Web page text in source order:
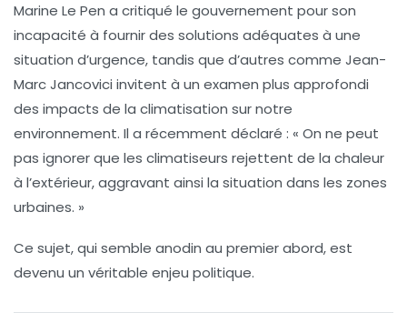
Marine Le Pen a critiqué le gouvernement pour son
incapacité à fournir des solutions adéquates à une
situation d’urgence, tandis que d’autres comme Jean-
Marc Jancovici invitent à un examen plus approfondi
des impacts de la climatisation sur notre
environnement. Il a récemment déclaré : « On ne peut
pas ignorer que les climatiseurs rejettent de la chaleur
à l’extérieur, aggravant ainsi la situation dans les zones
urbaines. »
Ce sujet, qui semble anodin au premier abord, est
devenu un véritable enjeu politique.